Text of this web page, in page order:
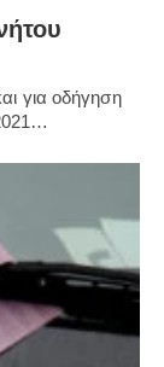
για οδήγηση